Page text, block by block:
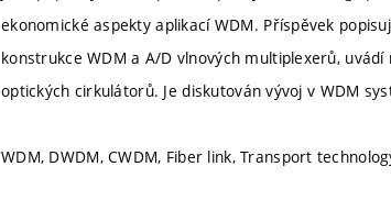
ekonomické aspekty aplikací WDM. Příspěvek
konstrukce WDM a A/D vlnových multiplexerů,
optických cirkulátorů. Je diskutován vývoj v WDM
WDM, DWDM, CWDM, Fiber link, Transport